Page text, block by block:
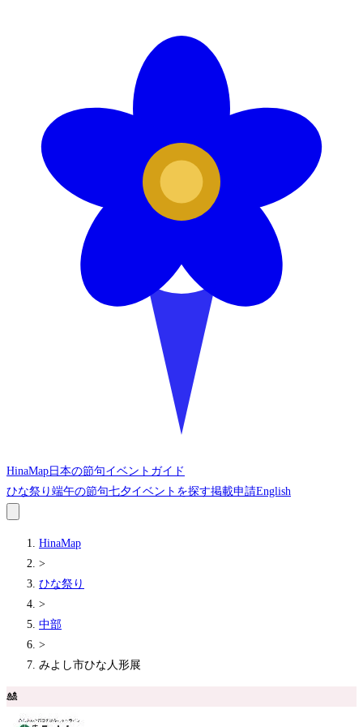
HinaMap 日本の節句イベントガイド
ひな祭り 端午の節句七夕イベントを探す掲載申請English
HinaMap
>
ひな祭り
>
中部
>
みよし市ひな人形展
🎎